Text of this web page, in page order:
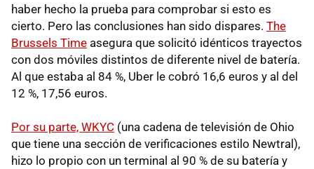
haber hecho la prueba para comprobar si esto es
cierto. Pero las conclusiones han sido dispares. The
Brussels Time asegura que solicitó idénticos trayectos
con dos móviles distintos de diferente nivel de batería.
Al que estaba al 84 %, Uber le cobró 16,6 euros y al del
12 %, 17,56 euros.
Por su parte, WKYC (una cadena de televisión de Ohio
que tiene una sección de verificaciones estilo Newtral),
hizo lo propio con un terminal al 90 % de su batería y